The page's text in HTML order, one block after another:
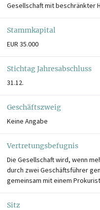
Gesellschaft mit beschränkter
Stammkapital
EUR 35.000
Stichtag Jahresabschluss
31.12.
Geschäftszweig
Keine Angabe
Vertretungsbefugnis
Die Gesellschaft wird, wenn
durch zwei Geschäftsführer
gemeinsam mit einem
Sitz